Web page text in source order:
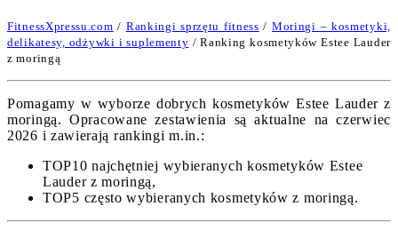
FitnessXpressu.com / Rankingi sprzętu fitness / Moringi – kosmetyki,
delikatesy, odżywki i suplementy / Ranking kosmetyków Estee Lauder
z moringą
Pomagamy w wyborze dobrych kosmetyków Estee Lauder z
moringą. Opracowane zestawienia są aktualne na czerwiec
2026 i zawierają rankingi m.in.:
TOP10 najchętniej wybieranych kosmetyków Estee
Lauder z moringą,
TOP5 często wybieranych kosmetyków z moringą.